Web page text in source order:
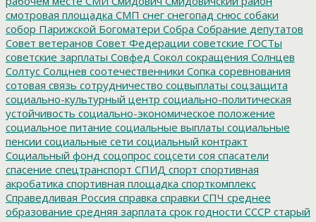
смотровая площадка СМП снег снегопад снюс собаки
собор Парижской Богоматери Собра Собрание депутатов
Совет ветеранов Совет Федерации советские ГОСТы
советские зарплаты Совфед Сокол сокращения Солнцев
Солтус Солцнев соотечественники Сопка соревнования
сотовая связь сотрудничество соцвыплаты соцзащита
социально-культурный центр социально-политическая
устойчивость социально-экономическое положение
социальное питание социальные выплаты социальные
пенсии социальные сети социальный контракт
Социальный фонд соцопрос соцсети соя спасатели
спасение спецтранспорт СПИД спорт спортивная
акробатика спортивная площадка спорткомплекс
Справедливая Россия справка справки СПЧ среднее
образование средняя зарплата срок годности СССР старый